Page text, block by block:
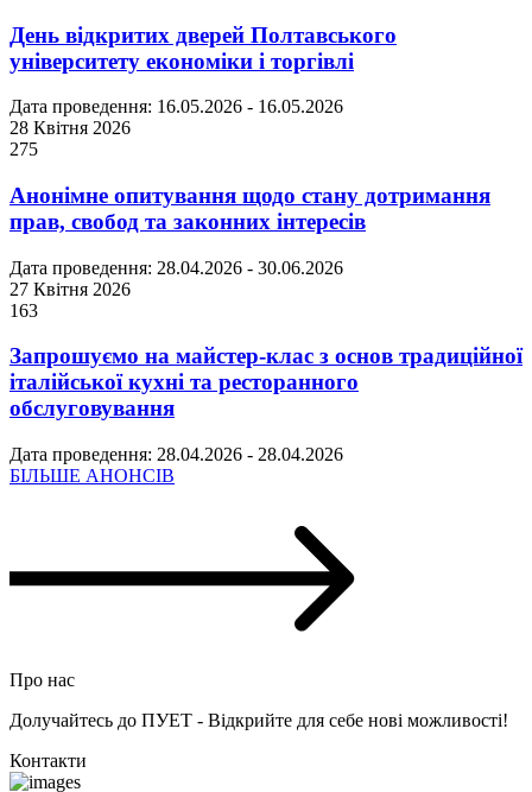
День відкритих дверей Полтавського
університету економіки і торгівлі
Дата проведення: 16.05.2026 - 16.05.2026
28 Квітня 2026
275
Анонімне опитування щодо стану дотримання
прав, свобод та законних інтересів
Дата проведення: 28.04.2026 - 30.06.2026
27 Квітня 2026
163
Запрошуємо на майстер-клас з основ традиційної
італійської кухні та ресторанного
обслуговування
Дата проведення: 28.04.2026 - 28.04.2026
БІЛЬШЕ АНОНСІВ
Про нас
Долучайтесь до ПУЕТ - Відкрийте для себе нові можливості!
Контакти